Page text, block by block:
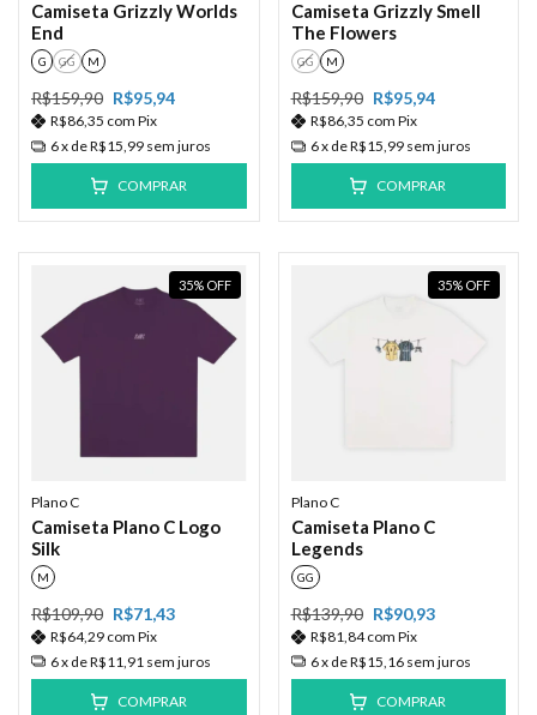
Camiseta Grizzly Worlds
End
G GG M
R$159,90 R$95,94
R$86,35 com Pix
6x deR$15,99 sem juros
COMPRAR
Camiseta Grizzly Smell
The Flowers
GG M
R$159,90 R$95,94
R$86,35 com Pix
6x deR$15,99 sem juros
COMPRAR
35% OFF
Plano C
Camiseta Plano C Logo
Silk
M
R$109,90 R$71,43
R$64,29 com Pix
6x deR$11,91 sem juros
COMPRAR
35% OFF
Plano C
Camiseta Plano C
Legends
GG
R$139,90 R$90,93
R$81,84com Pix
6x deR$15,16 sem juros
COMPRAR